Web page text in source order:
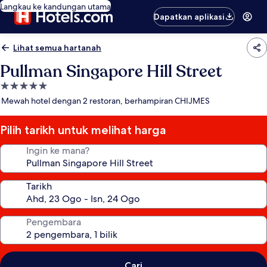
Langkau ke kandungan utama
Dapatkan aplikasi
Lihat semua hartanah
Pullman Singapore Hill Street
Hartanah
5.0
Mewah hotel dengan 2 restoran, berhampiran CHIJMES
Pilih tarikh untuk melihat harga
Ingin ke mana?
Tarikh
Pengembara